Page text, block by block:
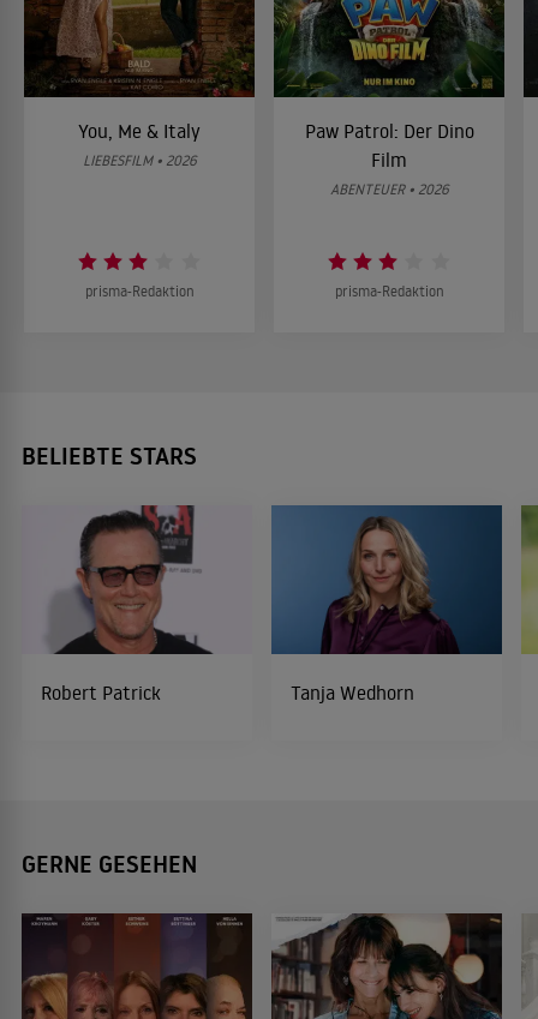
You, Me & Italy
LIEBESFILM • 2026
prisma-Redaktion
Paw Patrol: Der Dino
Film
ABENTEUER • 2026
prisma-Redaktion
BELIEBTE STARS
Robert Patrick Tanja Wedhorn
GERNE GESEHEN